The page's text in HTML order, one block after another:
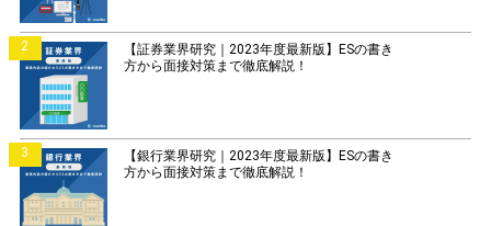
2
【証券業界研究｜2023年度最新版】ESの書き
方から面接対策まで徹底解説！
3
【銀行業界研究｜2023年度最新版】ESの書き
方から面接対策まで徹底解説！